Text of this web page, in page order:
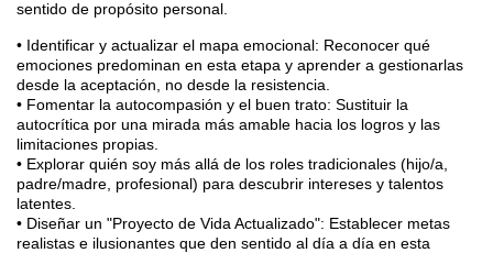
sentido de propósito personal.
• Identificar y actualizar el mapa emocional: Reconocer qué
emociones predominan en esta etapa y aprender a gestionarlas
desde la aceptación, no desde la resistencia.
• Fomentar la autocompasión y el buen trato: Sustituir la
autocrítica por una mirada más amable hacia los logros y las
limitaciones propias.
• Explorar quién soy más allá de los roles tradicionales (hijo/a,
padre/madre, profesional) para descubrir intereses y talentos
latentes.
• Diseñar un "Proyecto de Vida Actualizado": Establecer metas
realistas e ilusionantes que den sentido al día a día en esta